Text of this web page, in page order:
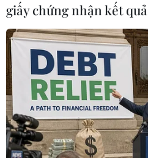
giấy chứng nhận kết